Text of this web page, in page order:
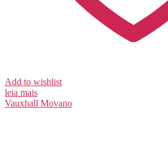
Add to wishlist
leia mais
Vauxhall Movano